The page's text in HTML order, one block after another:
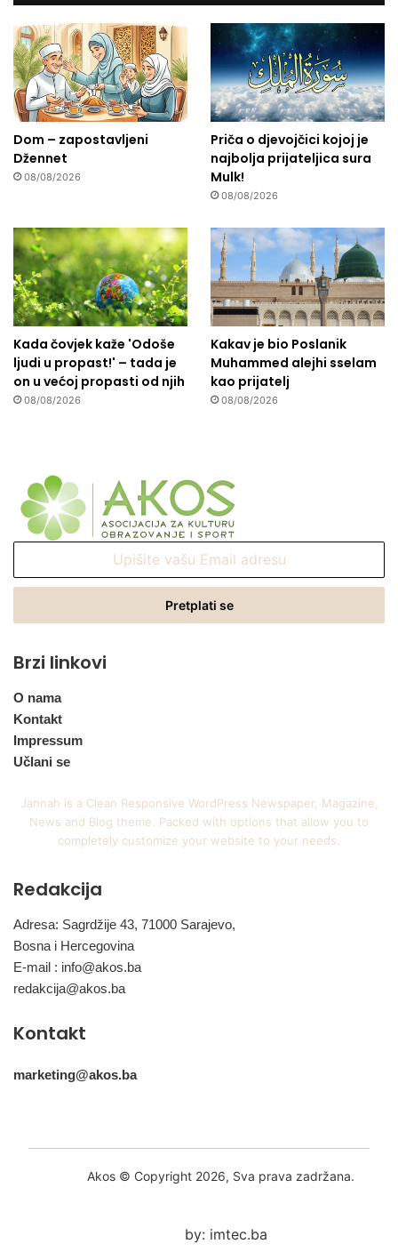
Dom – zapostavljeni
Džennet
08/08/2026
Priča o djevojčici kojoj je
najbolja prijateljica sura
Mulk!
08/08/2026
Kada čovjek kaže 'Odoše
ljudi u propast!' – tada je
on u većoj propasti od njih
08/08/2026
Kakav je bio Poslanik
Muhammed alejhi sselam
kao prijatelj
08/08/2026
Email
Brzi linkovi
O nama
Kontakt
Impressum
Učlani se
Jannah is a Clean Responsive WordPress Newspaper, Magazine,
News and Blog theme. Packed with options that allow you to
completely customize your website to your needs.
Redakcija
Adresa: Sagrdžije 43, 71000 Sarajevo,
Bosna i Hercegovina
E-mail : info@akos.ba
redakcija@akos.ba
Kontakt
marketing@akos.ba
Akos © Copyright 2026, Sva prava zadržana.
by: imtec.ba